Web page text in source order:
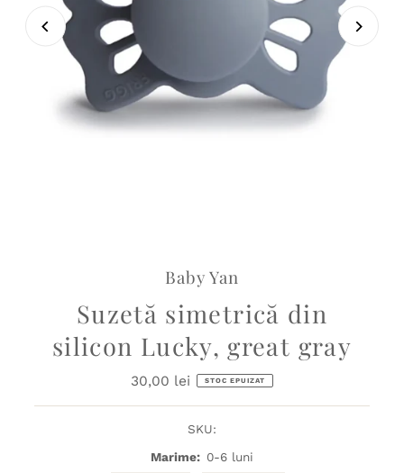
Baby Yan
Suzetă simetrică din
silicon Lucky, great gray
Preț
30,00 lei STOC EPUIZAT
SKU:
Marime: 0-6 luni